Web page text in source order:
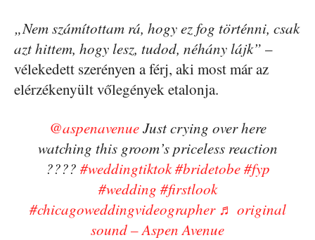
„Nem számítottam rá, hogy ez fog történni, csak
azt hittem, hogy lesz, tudod, néhány lájk” –
vélekedett szerényen a férj, aki most már az
elérzékenyült vőlegények etalonja.
@aspenavenueJust crying over here
watching this groom’s priceless reaction
???? #weddingtiktok#bridetobe#fyp
#wedding #firstlook
#chicagoweddingvideographer ♬ original
sound – Aspen Avenue